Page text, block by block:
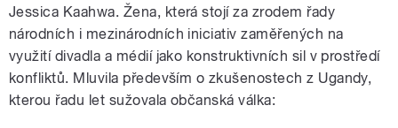
Jessica Kaahwa. Žena, která stojí za zrodem řady
národních i mezinárodních iniciativ zaměřených na
využití divadla a médií jako konstruktivních sil v prostředí
konfliktů. Mluvila především o zkušenostech z Ugandy,
kterou řadu let sužovala občanská válka: